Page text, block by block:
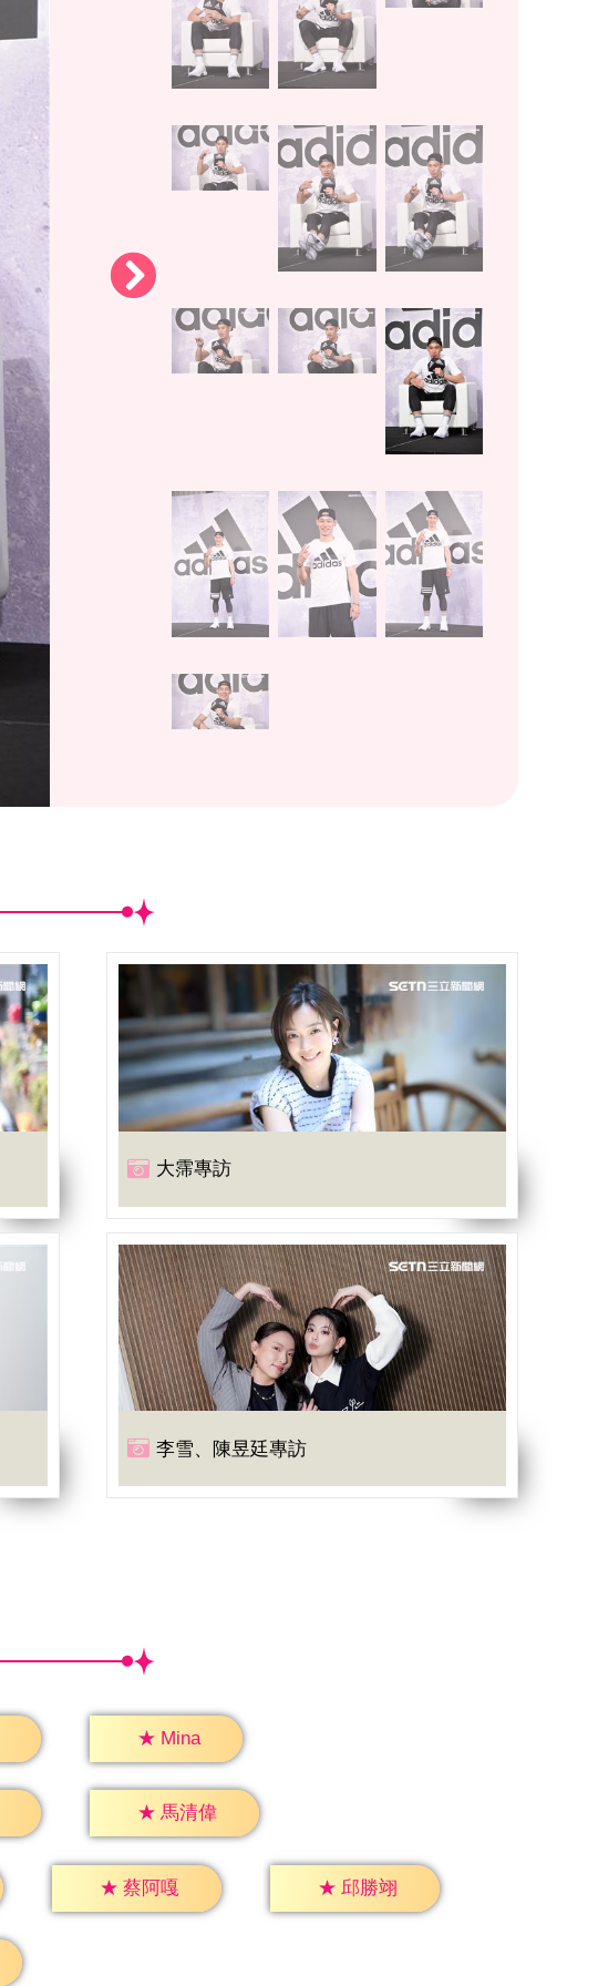
大霈專訪
李雪、陳昱廷專訪
★ Mina
★ 馬清偉
★ 蔡阿嘎 ★ 邱勝翊